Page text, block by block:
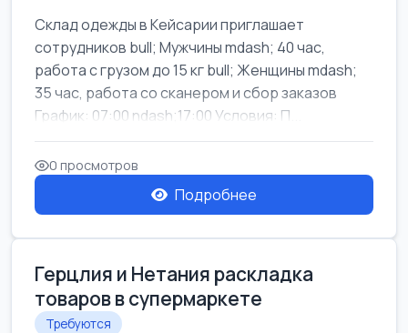
Склад одежды в Кейсарии приглашает
сотрудников bull; Мужчины mdash; 40 час,
работа с грузом до 15 кг bull; Женщины mdash;
35 час, работа со сканером и сбор заказов
График: 07:00 ndash;17:00 Условия: П...
0 просмотров
Подробнее
Герцлия и Нетания раскладка
товаров в супермаркете
Требуются